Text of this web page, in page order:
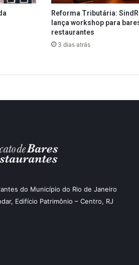
Reforma Tributária:
lança workshop para
restaurantes
3 dias atrás
do Município do Rio de Janeiro
Edifício Patrimônio – Centro, RJ